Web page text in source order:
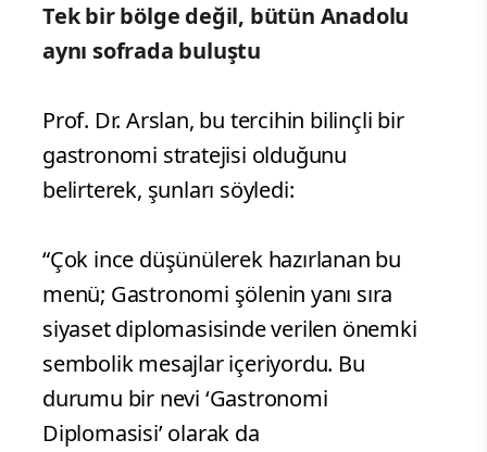
Tek bir bölge değil, bütün Anadolu
aynı sofrada buluştu
Prof. Dr. Arslan, bu tercihin bilinçli bir
gastronomi stratejisi olduğunu
belirterek, şunları söyledi:
“Çok ince düşünülerek hazırlanan bu
menü; Gastronomi şölenin yanı sıra
siyaset diplomasisinde verilen önemki
sembolik mesajlar içeriyordu. Bu
durumu bir nevi ‘Gastronomi
Diplomasisi’ olarak da